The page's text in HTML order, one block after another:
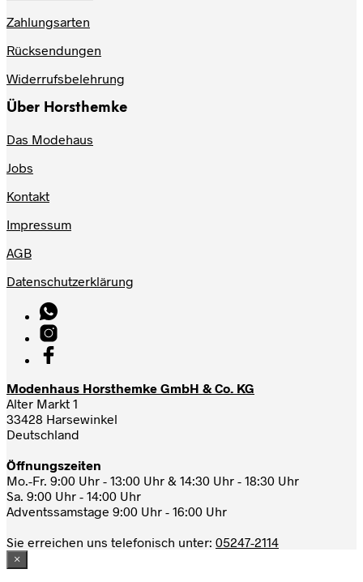
Zahlungsarten
Rücksendungen
Widerrufsbelehrung
Über Horsthemke
Das Modehaus
Jobs
Kontakt
Impressum
AGB
Datenschutzerklärung
Modenhaus Horsthemke GmbH & Co. KG
Alter Markt 1
33428 Harsewinkel
Deutschland
Öffnungszeiten
Mo.-Fr. 9:00 Uhr - 13:00 Uhr & 14:30 Uhr - 18:30 Uhr
Sa. 9:00 Uhr - 14:00 Uhr
Adventssamstage 9:00 Uhr - 16:00 Uhr
Sie erreichen uns telefonisch unter: 05247-2114
×